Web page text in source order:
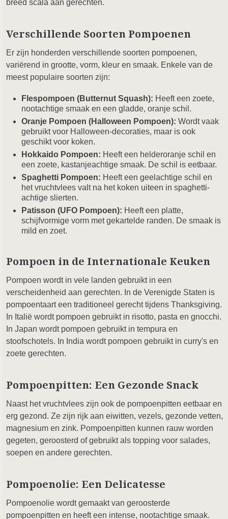
breed scala aan gerechten.
Verschillende Soorten Pompoenen
Er zijn honderden verschillende soorten pompoenen,
variërend in grootte, vorm, kleur en smaak. Enkele van de
meest populaire soorten zijn:
Flespompoen (Butternut Squash): Heeft een zoete,
nootachtige smaak en een gladde, oranje schil.
Oranje Pompoen (Halloween Pompoen): Wordt vaak
gebruikt voor Halloween-decoraties, maar is ook
geschikt voor koken.
Hokkaido Pompoen: Heeft een helderoranje schil en
een zoete, kastanjeachtige smaak. De schil is eetbaar.
Spaghetti Pompoen: Heeft een geelachtige schil en
het vruchtvlees valt na het koken uiteen in spaghetti-
achtige slierten.
Patisson (UFO Pompoen): Heeft een platte,
schijfvormige vorm met gekartelde randen. De smaak is
mild en zoet.
Pompoen in de Internationale Keuken
Pompoen wordt in vele landen gebruikt in een
verscheidenheid aan gerechten. In de Verenigde Staten is
pompoentaart een traditioneel gerecht tijdens Thanksgiving.
In Italië wordt pompoen gebruikt in risotto, pasta en gnocchi.
In Japan wordt pompoen gebruikt in tempura en
stoofschotels. In India wordt pompoen gebruikt in curry's en
zoete gerechten.
Pompoenpitten: Een Gezonde Snack
Naast het vruchtvlees zijn ook de pompoenpitten eetbaar en
erg gezond. Ze zijn rijk aan eiwitten, vezels, gezonde vetten,
magnesium en zink. Pompoenpitten kunnen rauw worden
gegeten, geroosterd of gebruikt als topping voor salades,
soepen en andere gerechten.
Pompoenolie: Een Delicatesse
Pompoenolie wordt gemaakt van geroosterde
pompoenpitten en heeft een intense, nootachtige smaak.